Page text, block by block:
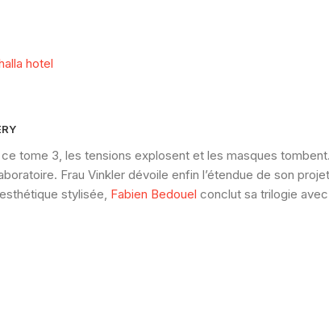
hotel
tome 3, les tensions explosent et les masques
Frau Vinkler dévoile enfin l’étendue de son
stylisée, Fabien Bedouel conclut sa trilogie